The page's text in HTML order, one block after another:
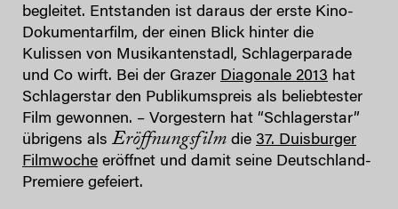
begleitet. Entstanden ist daraus der erste Kino-
Dokumentarfilm, der einen Blick hinter die
Kulissen von Musikantenstadl, Schlagerparade
und Co wirft. Bei der Grazer Diagonale 2013 hat
Schlagerstar den Publikumspreis als beliebtester
Film gewonnen. – Vorgestern hat “Schlagerstar”
übrigens als Eröffnungsfilm die 37. Duisburger
Filmwoche eröffnet und damit seine Deutschland-
Premiere gefeiert.